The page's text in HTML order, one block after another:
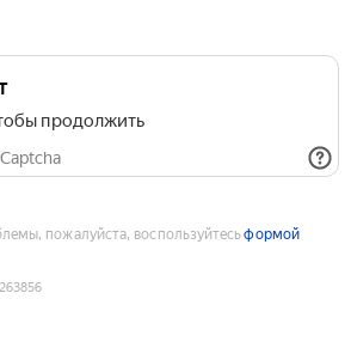
продолжить
пожалуйста, воспользуйтесьформой